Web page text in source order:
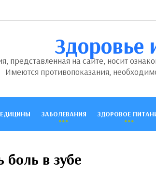
Здоровье
представленная на сайте, носит
Имеются противопоказания,
ЗАБОЛЕВАНИЯ ЗДОРОВОЕ
в зубе